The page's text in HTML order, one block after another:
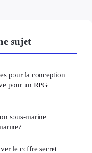
sujet
pour la conception
pour un RPG
sous-marine
le coffre secret